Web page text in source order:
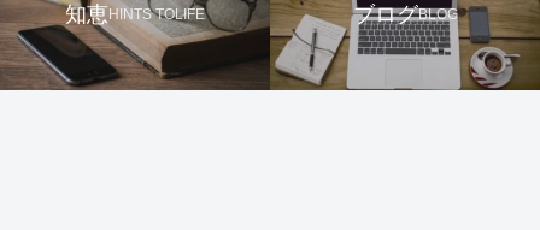
知恵HINTS TOLIFE ブログBLOG